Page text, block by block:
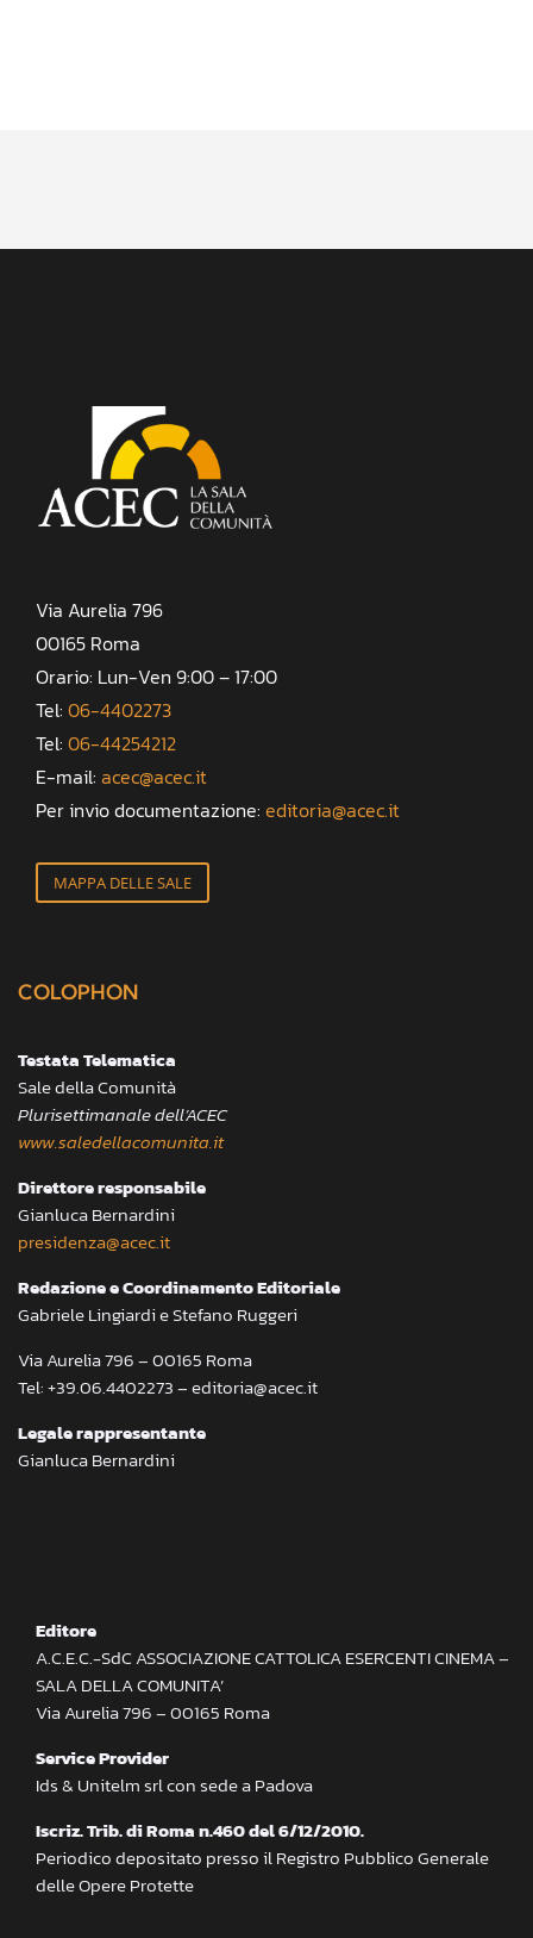
Via Aurelia 796
00165 Roma
Orario: Lun-Ven 9:00 – 17:00
Tel: 06-4402273
Tel: 06-44254212
E-mail: acec@acec.it
Per invio documentazione: editoria@acec.it
MAPPA DELLE SALE
COLOPHON
Testata Telematica
Sale della Comunità
Plurisettimanale dell’ACEC
www.saledellacomunita.it
Direttore responsabile
Gianluca Bernardini
presidenza@acec.it
Redazione e Coordinamento Editoriale
Gabriele Lingiardi e Stefano Ruggeri
Via Aurelia 796 – 00165 Roma
Tel: +39.06.4402273 – editoria@acec.it
Legale rappresentante
Gianluca Bernardini
Editore
A.C.E.C.-SdC ASSOCIAZIONE CATTOLICA ESERCENTI CINEMA –
SALA DELLA COMUNITA’
Via Aurelia 796 – 00165 Roma
Service Provider
Ids & Unitelm srl con sede a Padova
Iscriz. Trib. di Roma n.460 del 6/12/2010.
Periodico depositato presso il Registro Pubblico Generale
delle Opere Protette